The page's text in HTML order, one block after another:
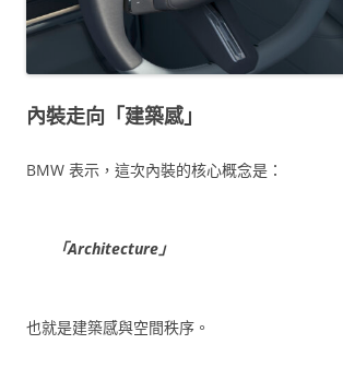
內裝走向「建築感」
BMW 表示，這次內裝的核心概念是：
「Architecture」
也就是建築感與空間秩序。